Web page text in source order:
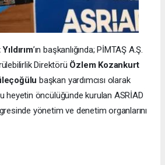
’ın başkanlığında; PİMTAŞ A.Ş.
Direktörü Özlem Kozankurt
başkan yardımcısı olarak
heyetin öncülüğünde kurulan ASRİAD
yönetim ve denetim organlarını